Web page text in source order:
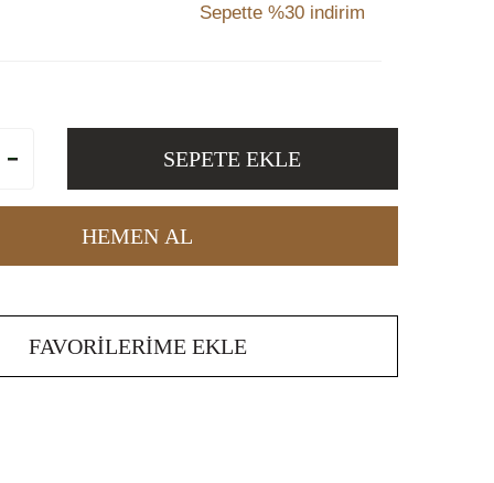
Sepette %30 indirim
SEPETE EKLE
HEMEN AL
FAVORILERIME EKLE